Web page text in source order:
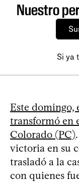
Nuestro
Si ya
Este domingo,
transformó en
Colorado (PC)
victoria en su
trasladó a la
con quienes